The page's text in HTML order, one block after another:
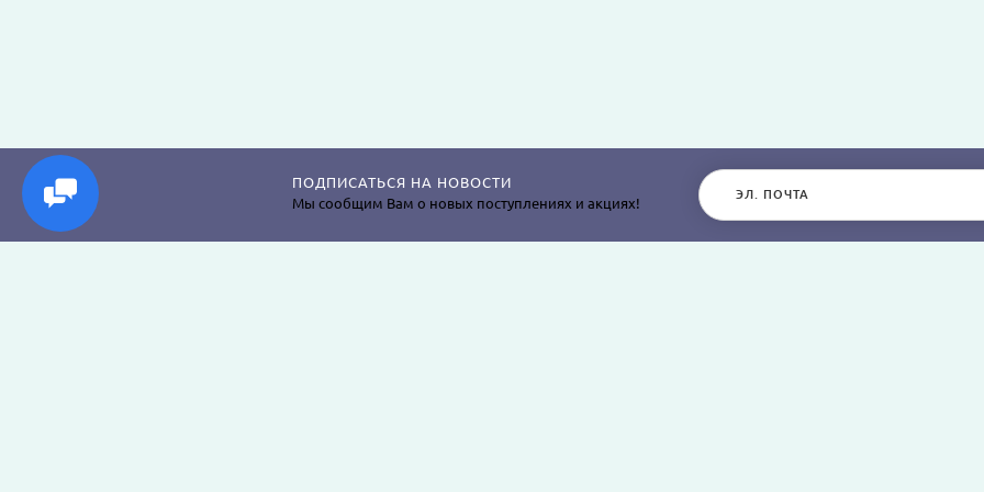
ПОДПИСАТЬСЯ НА НОВОСТИ
Мы сообщим Вам о новых поступлениях и акциях!